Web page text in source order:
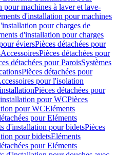
pour machines à laver et lave-
d'installation pour machines
pour charges de
d'installation pour charges
éviersPièces détachées pour
AccessoiresPièces détachées pour
détachées pour ParoisSystèmes
Pièces détachées pour
pour l'isolation
Pièces détachées pour
pour WCPièces
pour WCEléments
pour Eléments
d'installation pour bidetsPièces
pour bidetsEléments
pour Eléments